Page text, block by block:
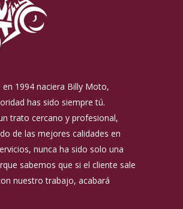
en 1994 naciera Billy Moto,
has sido siempre tú.
trato cercano y profesional,
de las mejores calidades en
nunca ha sido solo una
sabemos que si el cliente sale
nuestro trabajo, acabará